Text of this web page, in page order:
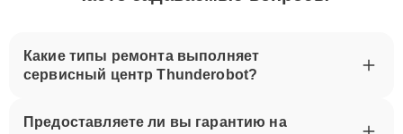
Какие типы ремонта выполняет
сервисный центр Thunderobot?
Предоставляете ли вы гарантию на